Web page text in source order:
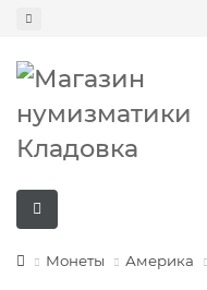
Монеты Америка